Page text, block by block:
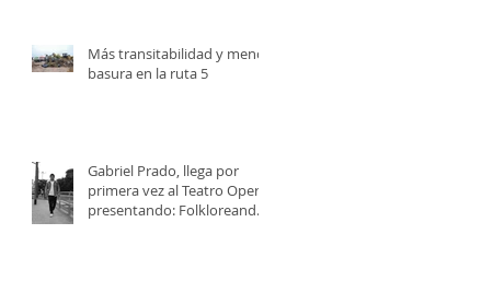
Más transitabilidad y menos
basura en la ruta 5
Gabriel Prado, llega por
primera vez al Teatro Opera,
presentando: Folkloreando